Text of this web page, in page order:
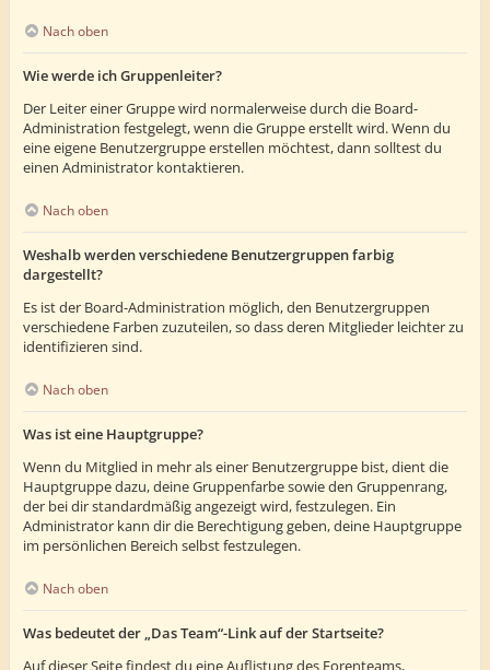
Nach oben
Wie werde ich Gruppenleiter?
Der Leiter einer Gruppe wird normalerweise durch die Board-
Administration festgelegt, wenn die Gruppe erstellt wird. Wenn du
eine eigene Benutzergruppe erstellen möchtest, dann solltest du
einen Administrator kontaktieren.
Nach oben
Weshalb werden verschiedene Benutzergruppen farbig
dargestellt?
Es ist der Board-Administration möglich, den Benutzergruppen
verschiedene Farben zuzuteilen, so dass deren Mitglieder leichter zu
identifizieren sind.
Nach oben
Was ist eine Hauptgruppe?
Wenn du Mitglied in mehr als einer Benutzergruppe bist, dient die
Hauptgruppe dazu, deine Gruppenfarbe sowie den Gruppenrang,
der bei dir standardmäßig angezeigt wird, festzulegen. Ein
Administrator kann dir die Berechtigung geben, deine Hauptgruppe
im persönlichen Bereich selbst festzulegen.
Nach oben
Was bedeutet der „Das Team“-Link auf der Startseite?
Auf dieser Seite findest du eine Auflistung des Forenteams,